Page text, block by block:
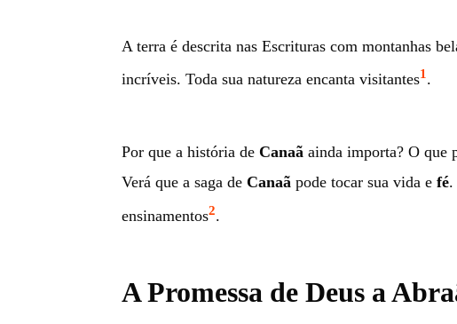
A terra é descrita nas Escrituras com montanhas
incríveis. Toda sua natureza encanta visitantes1 .
Por que a história de Canaã ainda importa? O que
Verá que a saga de Canaã pode tocar sua vida e fé.
ensinamentos2.
A Promessa de Deus a